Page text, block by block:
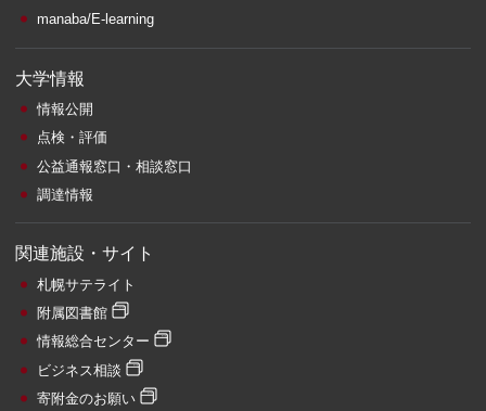
manaba/E-learning
大学情報
情報公開
点検・評価
公益通報窓口・相談窓口
調達情報
関連施設・サイト
札幌サテライト
附属図書館
情報総合センター
ビジネス相談
寄附金のお願い